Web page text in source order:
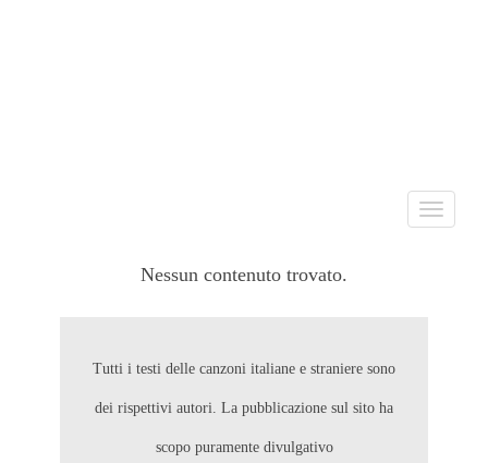
Toggle
Nessun contenuto trovato.
Tutti i testi delle canzoni italiane e straniere sono
dei rispettivi autori. La pubblicazione sul sito ha
scopo puramente divulgativo